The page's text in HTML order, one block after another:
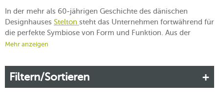
In der mehr als 60-jährigen Geschichte des dänischen
Designhauses Stelton steht das Unternehmen fortwährend für
die perfekte Symbiose von Form und Funktion. Aus der
breiten Produktpalette ragen dabei vor allem die Stelton-
einen zeitlosen Esprit auf Ihren Tisch bringen.
Mehr erfahren!
Mehr anzeigen
Filtern/Sortieren